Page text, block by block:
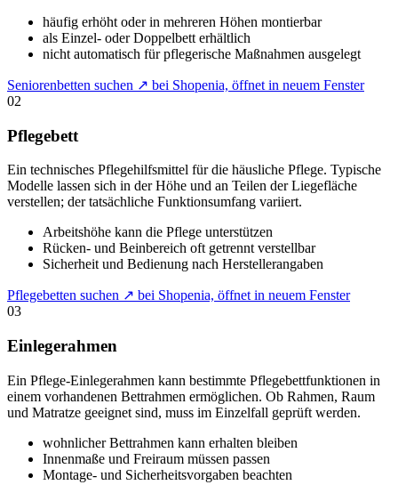
häufig erhöht oder in mehreren Höhen montierbar
als Einzel- oder Doppelbett erhältlich
nicht automatisch für pflegerische Maßnahmen ausgelegt
Seniorenbetten suchen ↗ bei Shopenia, öffnet in neuem Fenster
02
Pflegebett
Ein technisches Pflegehilfsmittel für die häusliche Pflege. Typische
Modelle lassen sich in der Höhe und an Teilen der Liegefläche
verstellen; der tatsächliche Funktionsumfang variiert.
Arbeitshöhe kann die Pflege unterstützen
Rücken- und Beinbereich oft getrennt verstellbar
Sicherheit und Bedienung nach Herstellerangaben
Pflegebetten suchen ↗ bei Shopenia, öffnet in neuem Fenster
03
Einlegerahmen
Ein Pflege-Einlegerahmen kann bestimmte Pflegebettfunktionen in
einem vorhandenen Bettrahmen ermöglichen. Ob Rahmen, Raum
und Matratze geeignet sind, muss im Einzelfall geprüft werden.
wohnlicher Bettrahmen kann erhalten bleiben
Innenmaße und Freiraum müssen passen
Montage- und Sicherheitsvorgaben beachten